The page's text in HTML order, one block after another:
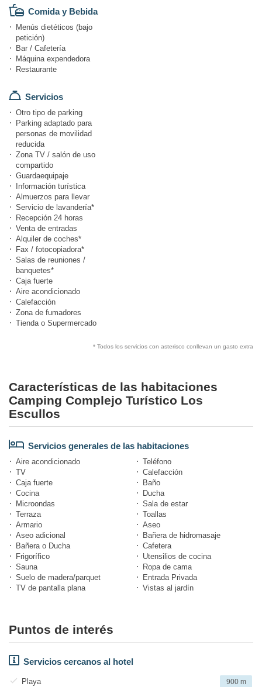
Comida y Bebida
Menús dietéticos (bajo
petición)
Bar / Cafetería
Máquina expendedora
Restaurante
Servicios
Otro tipo de parking
Parking adaptado para
personas de movilidad
reducida
Zona TV / salón de uso
compartido
Guardaequipaje
Información turística
Almuerzos para llevar
Servicio de lavandería*
Recepción 24 horas
Venta de entradas
Alquiler de coches*
Fax / fotocopiadora*
Salas de reuniones /
banquetes*
Caja fuerte
Aire acondicionado
Calefacción
Zona de fumadores
Tienda o Supermercado
* Todos los servicios con asterisco conllevan un gasto extra
Características de las habitaciones
Camping Complejo Turístico Los
Escullos
Servicios generales de las habitaciones
Aire acondicionado
Teléfono
TV
Calefacción
Caja fuerte
Baño
Cocina
Ducha
Microondas
Sala de estar
Terraza
Toallas
Armario
Aseo
Aseo adicional
Bañera de hidromasaje
Bañera o Ducha
Cafetera
Frigorífico
Utensilios de cocina
Sauna
Ropa de cama
Suelo de madera/parquet
Entrada Privada
TV de pantalla plana
Vistas al jardín
Puntos de interés
Servicios cercanos al hotel
Playa 900 m